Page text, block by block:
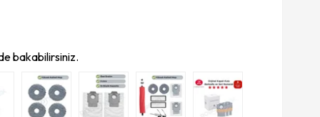
bakabilirsiniz.